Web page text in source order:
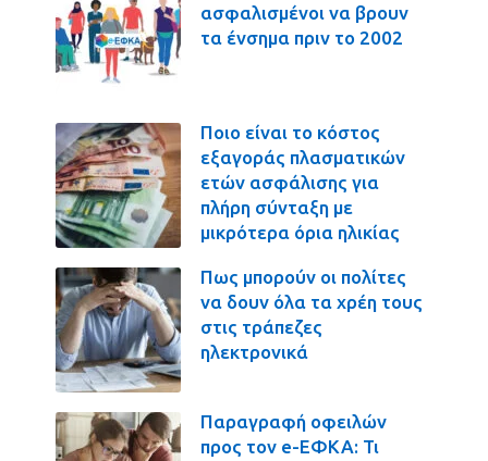
ασφαλισμένοι να βρουν
τα ένσημα πριν το 2002
Ποιο είναι το κόστος
εξαγοράς πλασματικών
ετών ασφάλισης για
πλήρη σύνταξη με
μικρότερα όρια ηλικίας
Πως μπορούν οι πολίτες
να δουν όλα τα χρέη τους
στις τράπεζες
ηλεκτρονικά
Παραγραφή οφειλών
προς τον e-ΕΦΚΑ: Τι